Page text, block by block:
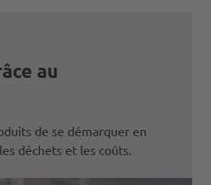
au
de se démarquer en
déchets et les coûts.